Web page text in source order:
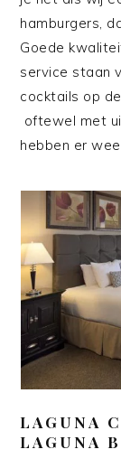
hamburgers,
Goede
service staan
cocktails op
oftewel met
hebben er
LAGUNA
LAGUNA